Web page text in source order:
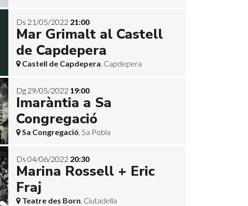
Ds 21/05/2022 21:00
Mar Grimalt al Castell
de Capdepera
Castell de Capdepera , Capdepera
Dg 29/05/2022 19:00
Imaràntia a Sa
Congregació
Sa Congregació , Sa Pobla
Ds 04/06/2022 20:30
Marina Rossell + Eric
Fraj
Teatre des Born , Ciutadella